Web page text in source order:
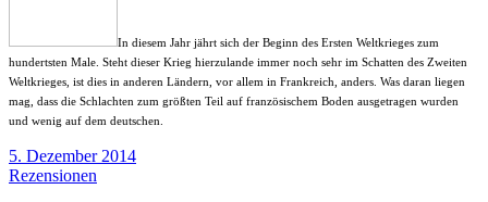
In diesem Jahr jährt sich der Beginn des Ersten Weltkrieges zum
hundertsten Male. Steht dieser Krieg hierzulande immer noch sehr im Schatten des Zweiten
Weltkrieges, ist dies in anderen Ländern, vor allem in Frankreich, anders. Was daran liegen
mag, dass die Schlachten zum größten Teil auf französischem Boden ausgetragen wurden
und wenig auf dem deutschen.
5. Dezember 2014
Rezensionen